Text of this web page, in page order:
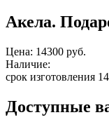
Акела.
Цена: 14300 руб.
Наличие:
срок изготовления
Доступные